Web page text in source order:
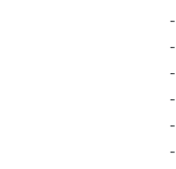
-
-
-
-
-
-